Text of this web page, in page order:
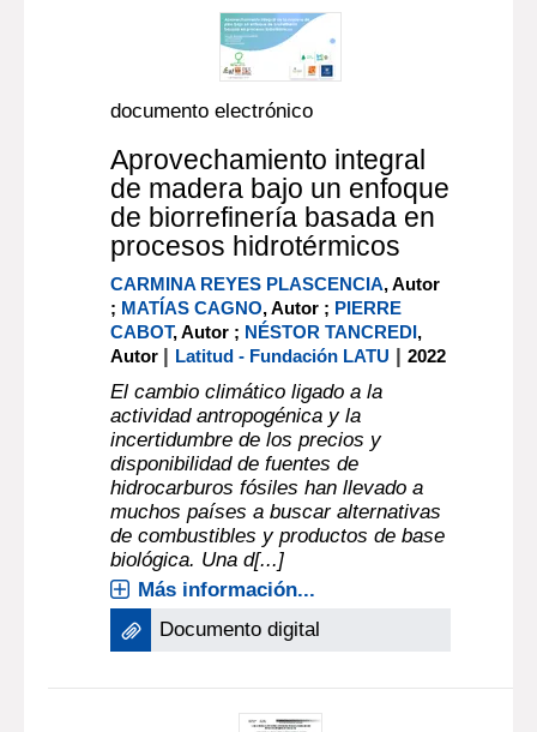
documento electrónico
Aprovechamiento integral
de madera bajo un enfoque
de biorrefinería basada en
procesos hidrotérmicos
CARMINA REYES PLASCENCIA, Autor
; MATÍAS CAGNO, Autor ; PIERRE
CABOT, Autor ; NÉSTOR TANCREDI,
Autor | Latitud - Fundación LATU |2022
El cambio climático ligado a la
actividad antropogénica y la
incertidumbre de los precios y
disponibilidad de fuentes de
hidrocarburos fósiles han llevado a
muchos países a buscar alternativas
de combustibles y productos de base
biológica. Una d[...]
Más información...
Documento digital